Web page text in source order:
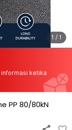
1 / 1
ketika
PP 80/80kN